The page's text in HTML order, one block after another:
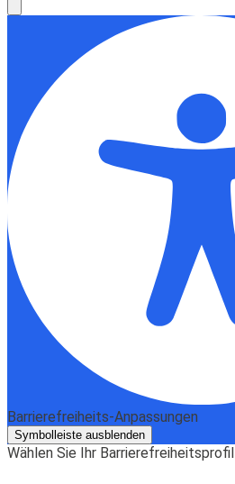
Barrierefreiheits-Anpassungen
Symbolleiste ausblenden
Wählen Sie Ihr Barrierefreiheitsprofil